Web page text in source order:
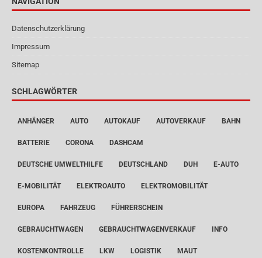
Datenschutzerklärung
Impressum
Sitemap
SCHLAGWÖRTER
ANHÄNGER AUTO AUTOKAUF AUTOVERKAUF BAHN
BATTERIE CORONA DASHCAM
DEUTSCHE UMWELTHILFE DEUTSCHLAND DUH E-AUTO
E-MOBILITÄT ELEKTROAUTO ELEKTROMOBILITÄT
EUROPA FAHRZEUG FÜHRERSCHEIN
GEBRAUCHTWAGEN GEBRAUCHTWAGENVERKAUF INFO
KOSTENKONTROLLE LKW LOGISTIK MAUT